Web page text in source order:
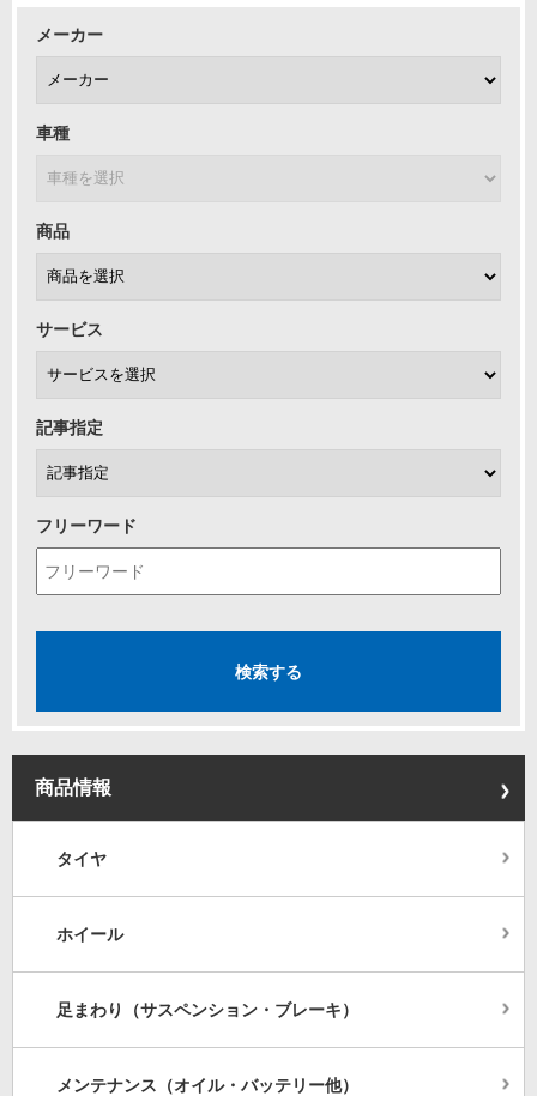
メーカー
車種
商品
サービス
記事指定
フリーワード
商品情報
タイヤ
ホイール
足まわり（サスペンション・ブレーキ）
メンテナンス（オイル・バッテリー他）